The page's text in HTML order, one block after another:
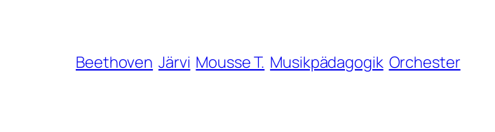
Beethoven Järvi Mousse T. Musikpädagogik Orchester